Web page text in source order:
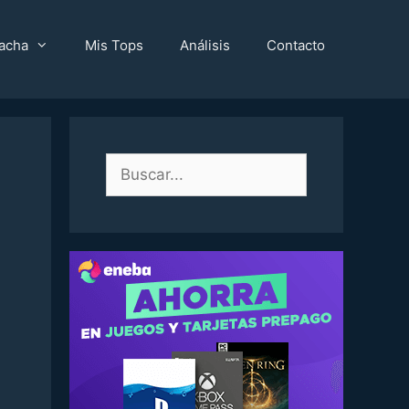
Mis Tops Análisis Contacto
Buscar: